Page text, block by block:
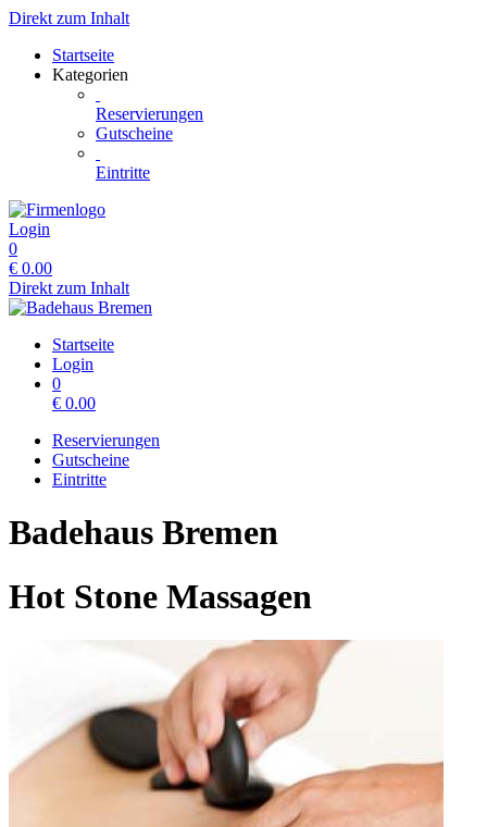
Direkt zum Inhalt
Startseite
Kategorien
Reservierungen
Gutscheine
Eintritte
Login
0
€ 0.00
Direkt zum Inhalt
Startseite
Login
0
€ 0.00
Reservierungen
Gutscheine
Eintritte
Badehaus Bremen
Hot Stone Massagen